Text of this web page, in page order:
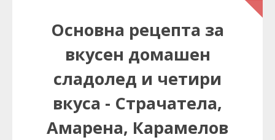
Основна рецепта за
вкусен домашен
сладолед и четири
вкуса - Страчатела,
Амарена, Карамелов